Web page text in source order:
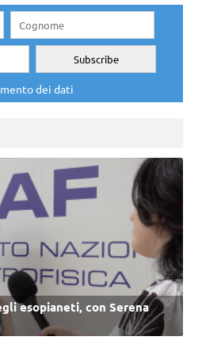
dei dati
esopianeti, con Serena